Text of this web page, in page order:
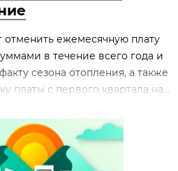
отменить ежемесячную плату
в течение всего года и
сезона отопления, а также
платы с первого квартала на...